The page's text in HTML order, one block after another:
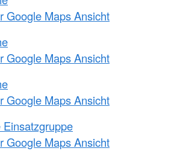
Google Maps Ansicht
Google Maps Ansicht
Google Maps Ansicht
Google Maps Ansicht